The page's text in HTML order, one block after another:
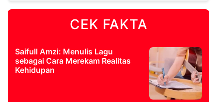
CEK FAKTA
Saifull Amzi: Menulis Lagu
sebagai Cara Merekam Realitas
Kehidupan